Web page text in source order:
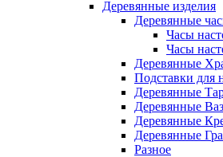
Деревянные изделия
Деревянные
Часы
Часы
Деревянные
Подставки для
Деревянные
Деревянные
Деревянные
Деревянные
Разное